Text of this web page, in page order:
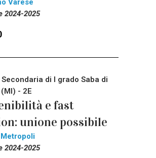
Varese
2024-2025
di I grado Saba di
- 2E
e fast
unione possibile
2024-2025